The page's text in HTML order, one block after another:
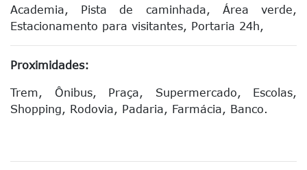
Academia, Pista de caminhada, Área verde,
Estacionamento para visitantes, Portaria 24h,
Proximidades:
Trem, Ônibus, Praça, Supermercado, Escolas,
Shopping, Rodovia, Padaria, Farmácia, Banco.